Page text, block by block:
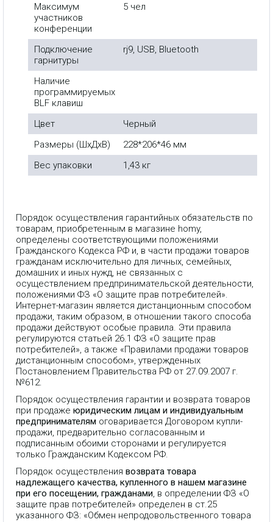
Максимум
участников
конференции
5 чел
Подключение
гарнитуры
rj9, USB, Bluetooth
Наличие
программируемых
BLF клавиш
Цвет
Черный
Размеры (ШxДxВ)
228*206*46 мм
Вес упаковки
1,43 кг
Порядок осуществления гарантийных обязательств по
товарам, приобретенным в магазине homy,
определены соответствующими положениями
Гражданского Кодекса РФ и, в части продажи товаров
гражданам исключительно для личных, семейных,
домашних и иных нужд, не связанных с
осуществлением предпринимательской деятельности,
положениями ФЗ «О защите прав потребителей».
Интернет-магазин является дистанционным способом
продажи, таким образом, в отношении такого способа
продажи действуют особые правила. Эти правила
регулируются статьей 26.1 ФЗ «О защите прав
потребителей», а также «Правилами продажи товаров
дистанционным способом», утвержденных
Постановлением Правительства РФ от 27.09.2007 г.
№612.
Порядок осуществления гарантии и возврата товаров
при продаже юридическим лицам и индивидуальным
предпринимателям оговаривается Договором купли-
продажи, предварительно согласованным и
подписанным обоими сторонами и регулируется
только Гражданским Кодексом РФ.
Порядок осуществления возврата товара
надлежащего качества, купленного в нашем магазине
при его посещении, гражданами , в определении ФЗ «О
защите прав потребителей» определен в ст.25
указанного ФЗ: «Обмен непродовольственного товара